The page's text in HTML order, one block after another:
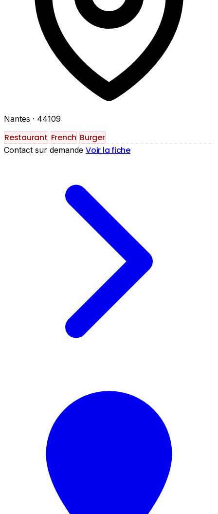
Nantes · 44109
Restaurant French Burger
Contact sur demande Voir la fiche